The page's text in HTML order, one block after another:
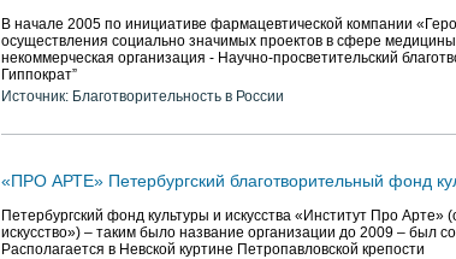
В начале 2005 по инициативе фармацевтической компании
осуществления социально значимых проектов в сфере
некоммерческая организация - Научно-просветительский
Гиппократ”
Источник: Благотворительность в России
«ПРО АРТЕ» Петербургский благотворительный фонд
Петербургский фонд культуры и искусства «Институт Про Арте»
искусство») – таким было название организации до 2009 – был
Располагается в Невской куртине Петропавловской крепости